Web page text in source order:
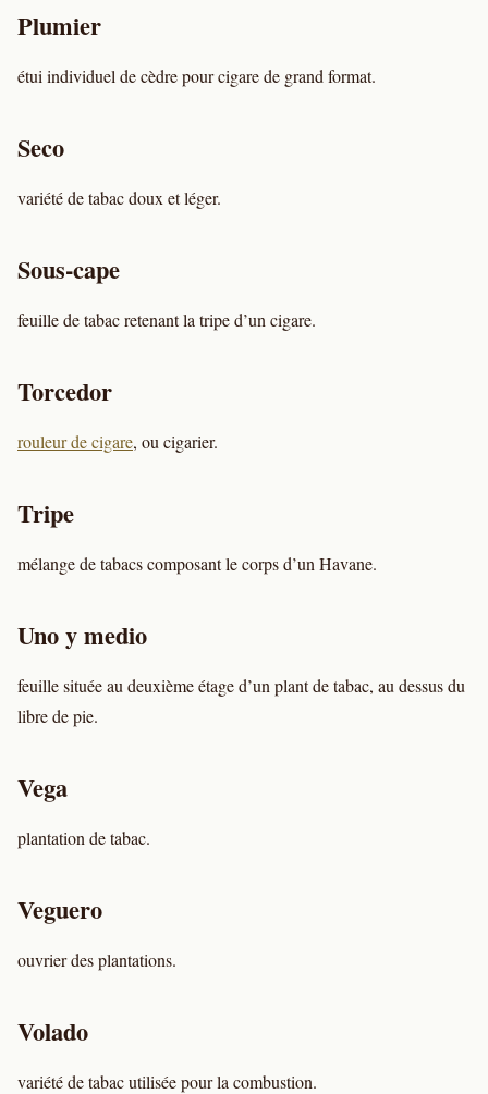
Plumier
étui individuel de cèdre pour cigare de grand format.
Seco
variété de tabac doux et léger.
Sous-cape
feuille de tabac retenant la tripe d’un cigare.
Torcedor
rouleur de cigare, ou cigarier.
Tripe
mélange de tabacs composant le corps d’un Havane.
Uno y medio
feuille située au deuxième étage d’un plant de tabac, au dessus du
libre de pie.
Vega
plantation de tabac.
Veguero
ouvrier des plantations.
Volado
variété de tabac utilisée pour la combustion.